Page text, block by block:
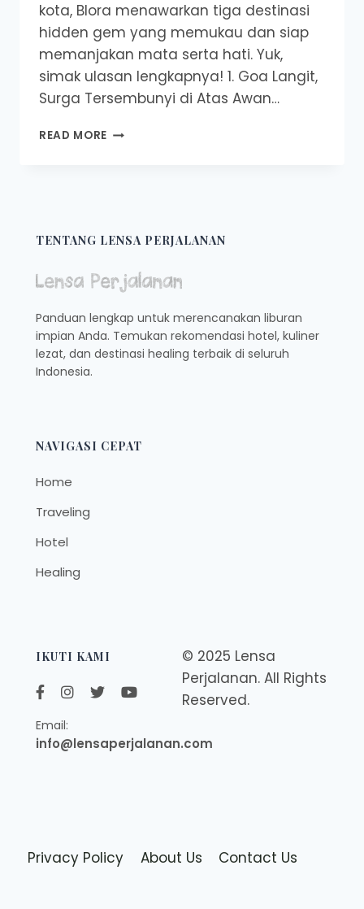
kota, Blora menawarkan tiga destinasi
hidden gem yang memukau dan siap
memanjakan mata serta hati. Yuk,
simak ulasan lengkapnya! 1. Goa Langit,
Surga Tersembunyi di Atas Awan…
READ MORE 3
BIASA
BLORA
MENJADI
DESTINASI
IMPIAN
TENTANG LENSA PERJALANAN
Panduan lengkap untuk merencanakan liburan
impian Anda. Temukan rekomendasi hotel, kuliner
lezat, dan destinasi healing terbaik di seluruh
Indonesia.
NAVIGASI CEPAT
Home
Traveling
Hotel
Healing
IKUTI KAMI
Email:
info@lensaperjalanan.com
© 2025 Lensa
Perjalanan. All Rights
Reserved.
Privacy Policy About Us Contact Us